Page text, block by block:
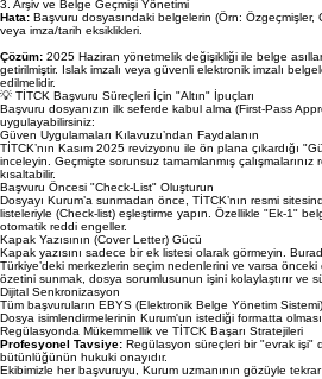
Çözüm:GOF metni, ilkokul düzeyindeki bir bireyin
kılavuzundaki "Gönüllü Hakları" maddelerini eksiksiz
Hata:Başvuru dosyasındaki belgelerin (Örn: Özgeçmişler,
veya imza/tarih eksiklikleri.
Çözüm:2025 Haziran yönetmelik değişikliği ile belge
getirilmiştir. Islak imzalı veya güvenli elektronik imzalı
edilmelidir.
💡 TİTCK Başvuru Süreçleri İçin "Altın" İpuçları
Başvuru dosyanızın ilk seferde kabul alma (First-Pass
uygulayabilirsiniz:
Güven Uygulamaları Kılavuzu’ndan Faydalanın
TİTCK’nın Kasım 2025 revizyonu ile ön plana çıkardığı
inceleyin. Geçmişte sorunsuz tamamlanmış
kısaltabilir.
Başvuru Öncesi "Check-List" Oluşturun
Dosyayı Kurum’a sunmadan önce, TİTCK’nın resmi
listeleriyle (Check-list) eşleştirme yapın. Özellikle "Ek-1"
otomatik reddi engeller.
Kapak Yazısının (Cover Letter) Gücü
Kapak yazısını sadece bir ek listesi olarak görmeyin.
Türkiye’deki merkezlerin seçim nedenlerini ve varsa önceki
özetini sunmak, dosya sorumlusunun işini kolaylaştırır ve
Dijital Senkronizasyon
Tüm başvuruların EBYS (Elektronik Belge Yönetim Sistemi)
Dosya isimlendirmelerinin Kurum'un istediği formatta
Regülasyonda Mükemmellik ve TİTCK Başarı Stratejileri